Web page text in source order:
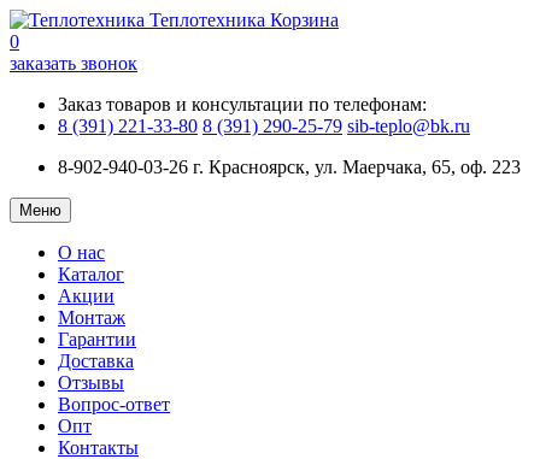
Теплотехника Корзина
0
заказать звонок
Заказ товаров и консультации по телефонам:
8 (391) 221-33-80 8 (391) 290-25-79 sib-teplo@bk.ru
8-902-940-03-26 г. Красноярск, ул. Маерчака, 65, оф. 223
Меню
О нас
Каталог
Акции
Монтаж
Гарантии
Доставка
Отзывы
Вопрос-ответ
Опт
Контакты